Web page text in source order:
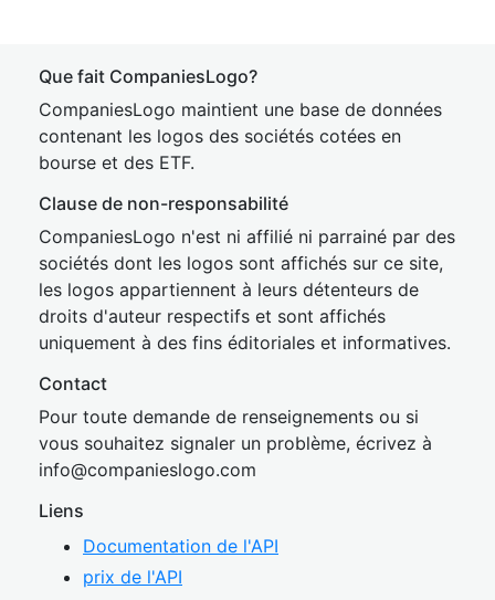
Que fait CompaniesLogo?
CompaniesLogo maintient une base de données
contenant les logos des sociétés cotées en
bourse et des ETF.
Clause de non-responsabilité
CompaniesLogo n'est ni affilié ni parrainé par des
sociétés dont les logos sont affichés sur ce site,
les logos appartiennent à leurs détenteurs de
droits d'auteur respectifs et sont affichés
uniquement à des fins éditoriales et informatives.
Contact
Pour toute demande de renseignements ou si
vous souhaitez signaler un problème, écrivez à
info@companieslogo.com
Liens
Documentation de l'API
prix de l'API